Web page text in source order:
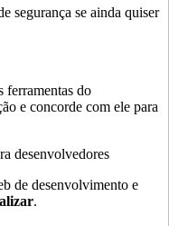
segurança se ainda quiser
ferramentas do
e concorde com ele para
de desenvolvimento e
.